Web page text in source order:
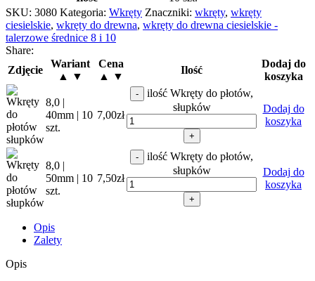
SKU: 3080 Kategoria: Wkręty Znaczniki: wkręty, wkręty
ciesielskie, wkręty do drewna, wkręty do drewna ciesielskie -
talerzowe średnice 8 i 10
Share:
Zdjęcie
Wariant
▲ ▼
Cena
▲ ▼
Ilość
Dodaj do
koszyka
8,0 |
40mm | 10
szt.
7,00zł
-
ilość Wkręty do płotów,
słupków
+
Dodaj do
koszyka
8,0 |
50mm | 10
szt.
7,50zł
-
ilość Wkręty do płotów,
słupków
+
Dodaj do
koszyka
Opis
Zalety
Opis